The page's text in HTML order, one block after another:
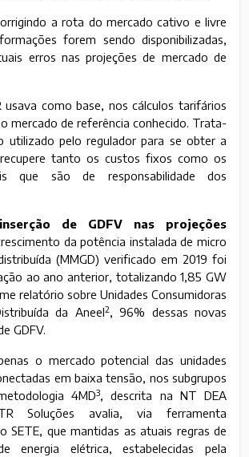
a rota do mercado cativo e livre
forem sendo disponibilizadas,
erros nas projeções de mercado de
como base, nos cálculos tarifários
mercado de referência conhecido. Trata-
utilizado pelo regulador para se obter a
tanto os custos fixos como os
que são de responsabilidade dos
de GDFV nas projeções
da potência instalada de micro
(MMGD) verificado em 2019 foi
ao ano anterior, totalizando 1,85 GW
relatório sobre Unidades Consumidoras
da Aneel2, 96% dessas novas
GDFV.
o mercado potencial das unidades
em baixa tensão, nos subgrupos
4MD3, descrita na NT DEA
Soluções avalia, via ferramenta
SETE, que mantidas as atuais regras de
energia elétrica, estabelecidas pela